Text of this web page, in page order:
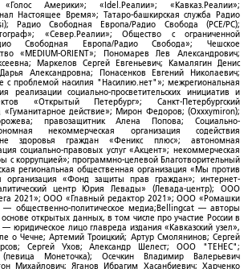
Америки»; «Idel.Реалии»; «Кавказ.Реалии»;
Настоящее Время»; Татаро-башкирская служба Радио
Радио Свободная Европа/Радио Свобода (PCE/PC);
«Север.Реалии»; Общество с ограниченной
Свободная Европа/Радио Свобода»; Чешское
«MEDIUM-ORIENT»; Пономарев Лев Александрович;
Маркелов Сергей Евгеньевич; Камалягин Денис
Александровна; Понасенков Евгений Николаевич;
с проблемой насилия "Насилию.нет"»; межрегиональная
реализации социально-просветительских инициатив и
«Открытый Петербург»; Санкт-Петербургский
«Гуманитарное действие»; Мирон Федоров; (Oxxxymiron);
правозащитник Алена Попова; Социально-
некоммерческая организация содействия
здоровья граждан «Феникс плюс»; автономная
социально-правовых услуг «Акцент»; некоммерческая
с коррупцией»; программно-целевой Благотворительный
региональная общественная организация «Мы против
организация «Фонд защиты прав граждан»; интернет-
центр Юрия Левады» (Левада-центр); ООО
2021»; ООО «Главный редактор 2021»; ООО «Ромашки
общественно-политическое медиа;Bellingcat — авторы
открытых данных, в том числе про участие России в
лицо главреда издания «Кавказский узел»,
о Чечне; Артемий Троицкий; Артур Смолянинов; Сергей
Сергей Ухов; Александр Шелест; ООО "ТЕНЕС";
Монеточка); Осечкин Владимир Валерьевич
Михайлович; Яганов Ибрагим Хасанбиевич; Харченко